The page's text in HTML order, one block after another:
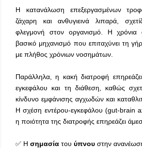
Η κατανάλωση επεξεργασμένων
ζάχαρη και ανθυγιεινά λιπαρά,
φλεγμονή στον οργανισμό. Η χρόνια
βασικό μηχανισμό που επιταχύνει τη
με πλήθος χρόνιων νοσημάτων.
Παράλληλα, η κακή διατροφή
εγκεφάλου και τη διάθεση, καθώς
κίνδυνο εμφάνισης αγχωδών και
Η σχέση εντέρου-εγκεφάλου (gut-brain
η ποιότητα της διατροφής επηρεάζει
✅ Η σημασία του ύπνου στην